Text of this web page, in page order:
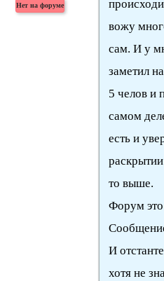
вожу
сам. И у
заметил
5 челов и
самом
есть и
то выше.
Форум
И
хотя не